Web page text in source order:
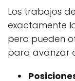
Los trabajos
exactamente
pero pueden
para avanzar